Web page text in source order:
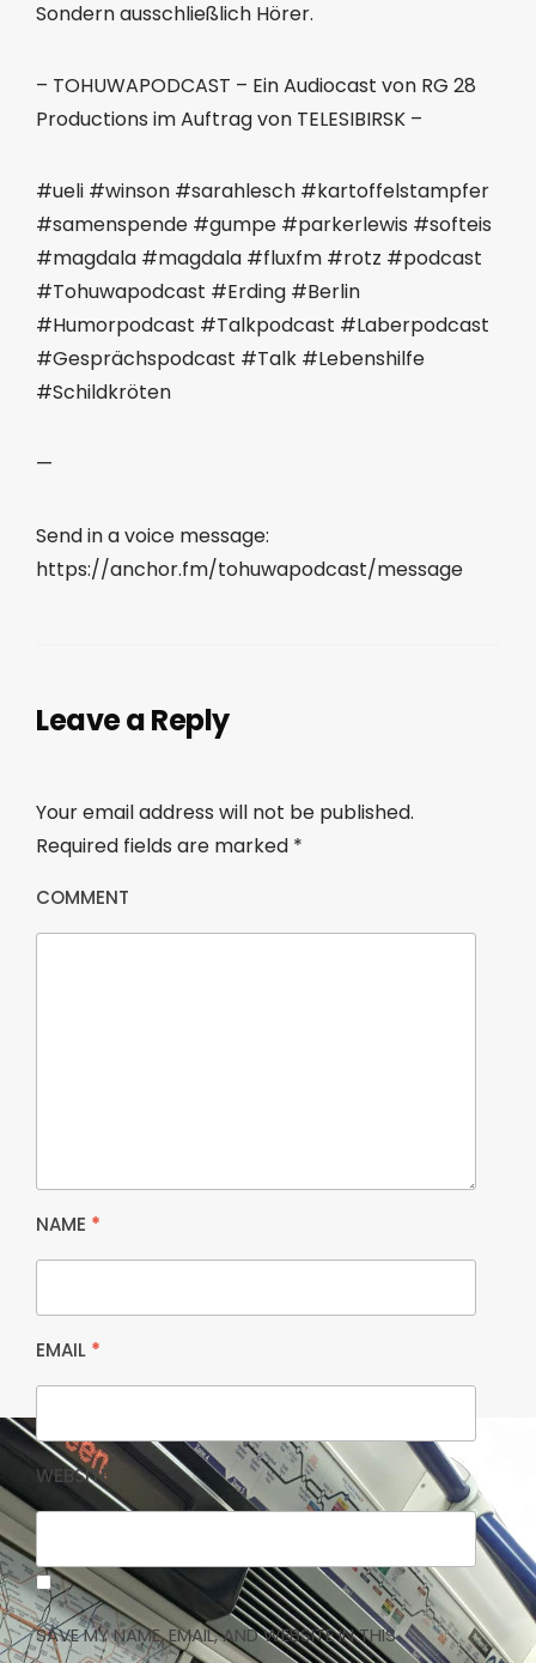
Sondern ausschließlich Hörer.
– TOHUWAPODCAST – Ein Audiocast von RG 28
Productions im Auftrag von TELESIBIRSK –
#ueli #winson #sarahlesch #kartoffelstampfer
#samenspende #gumpe #parkerlewis #softeis
#magdala #magdala #fluxfm #rotz #podcast
#Tohuwapodcast #Erding #Berlin
#Humorpodcast #Talkpodcast #Laberpodcast
#Gesprächspodcast #Talk #Lebenshilfe
#Schildkröten
—
Send in a voice message:
https://anchor.fm/tohuwapodcast/message
Leave a Reply
Your email address will not be published.
Required fields are marked *
COMMENT
NAME *
EMAIL *
WEBSITE
SAVE MY NAME, EMAIL, AND WEBSITE IN THIS